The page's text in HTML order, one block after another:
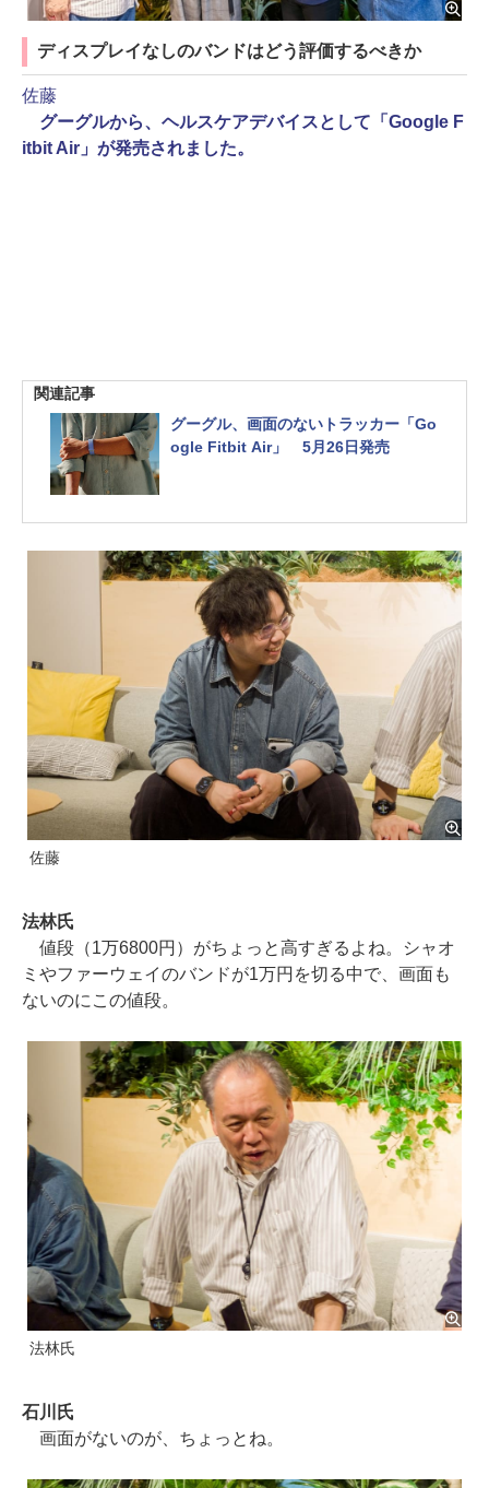
ディスプレイなしのバンドはどう評価するべきか
佐藤
グーグルから、ヘルスケアデバイスとして「Google F
itbit Air」が発売されました。
関連記事
グーグル、画面のないトラッカー「Go
ogle Fitbit Air」 5月26日発売
佐藤
法林氏
値段（1万6800円）がちょっと高すぎるよね。シャオ
ミやファーウェイのバンドが1万円を切る中で、画面も
ないのにこの値段。
法林氏
石川氏
画面がないのが、ちょっとね。